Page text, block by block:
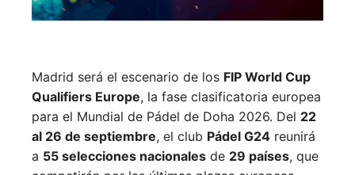
Madrid será el escenario de los FIP World Cup
Qualifiers Europe, la fase clasificatoria europea
para el Mundial de Pádel de Doha 2026. Del 22
al 26 de septiembre, el club Pádel G24 reunirá
a 55 selecciones nacionales de 29 países, que